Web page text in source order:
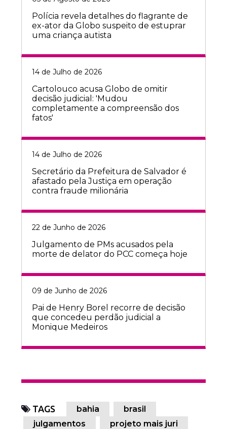
Polícia revela detalhes do flagrante de
ex-ator da Globo suspeito de estuprar
uma criança autista
14 de Julho de 2026
Cartolouco acusa Globo de omitir
decisão judicial: 'Mudou
completamente a compreensão dos
fatos'
14 de Julho de 2026
Secretário da Prefeitura de Salvador é
afastado pela Justiça em operação
contra fraude milionária
22 de Junho de 2026
Julgamento de PMs acusados pela
morte de delator do PCC começa hoje
09 de Junho de 2026
Pai de Henry Borel recorre de decisão
que concedeu perdão judicial a
Monique Medeiros
TAGS bahia
brasil
julgamentos
projeto mais juri